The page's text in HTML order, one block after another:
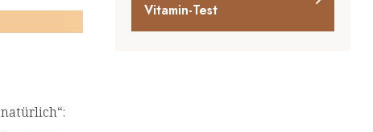
Vitamin-Test